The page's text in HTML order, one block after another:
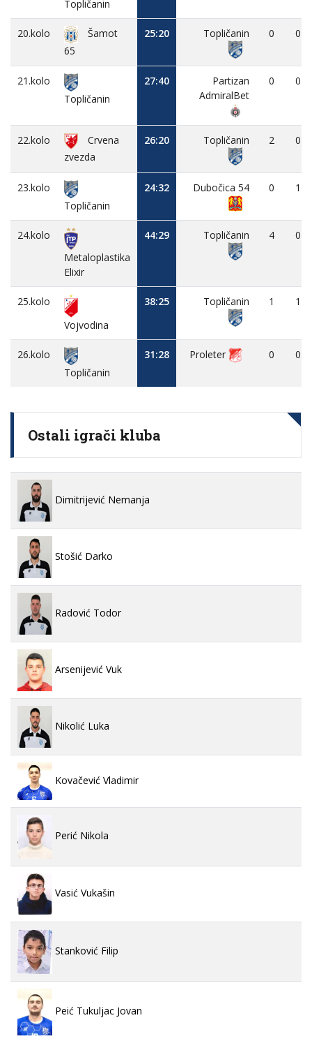
Topličanin
20.kolo
Šamot
65
25:20 Topličanin 0 0
21.kolo
Topličanin
27:40
Partizan
AdmiralBet
0 0
22.kolo
Crvena
zvezda
26:20 Topličanin 2 0
23.kolo
Topličanin
24:32 Dubočica 54 0 1
24.kolo
Metaloplastika
Elixir
44:29 Topličanin 4 0
25.kolo
Vojvodina
38:25 Topličanin 1 1
26.kolo
Topličanin
31:28 Proleter 0 0
Ostali igrači kluba
Dimitrijević Nemanja
Stošić Darko
Radović Todor
Arsenijević Vuk
Nikolić Luka
Kovačević Vladimir
Perić Nikola
Vasić Vukašin
Stanković Filip
Peić Tukuljac Jovan